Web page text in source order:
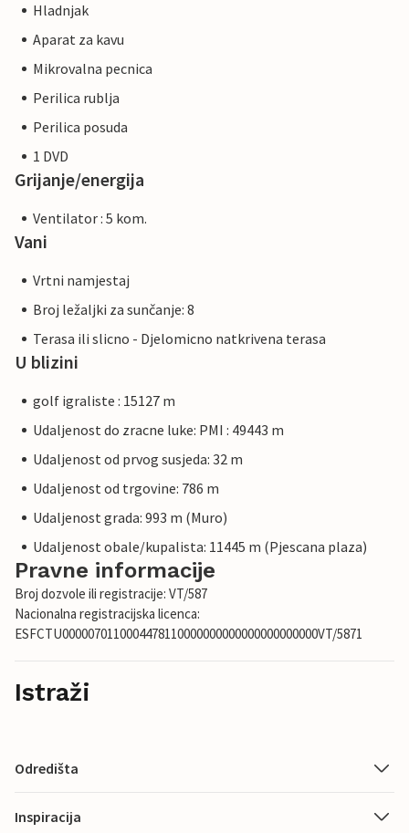
Hladnjak
Aparat za kavu
Mikrovalna pecnica
Perilica rublja
Perilica posuda
1 DVD
Grijanje/energija
Ventilator : 5 kom.
Vani
Vrtni namjestaj
Broj ležaljki za sunčanje: 8
Terasa ili slicno - Djelomicno natkrivena terasa
U blizini
golf igraliste : 15127 m
Udaljenost do zracne luke: PMI : 49443 m
Udaljenost od prvog susjeda: 32 m
Udaljenost od trgovine: 786 m
Udaljenost grada: 993 m (Muro)
Udaljenost obale/kupalista: 11445 m (Pjescana plaza)
Pravne informacije
Broj dozvole ili registracije: VT/587
Nacionalna registracijska licenca:
ESFCTU0000070110004478110000000000000000000000VT/5871
Istraži
Odredišta
Inspiracija